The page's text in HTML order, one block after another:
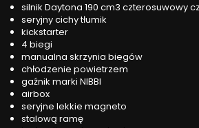
silnik Daytona 190 cm3 czterosuwowy
seryjny cichy tłumik
kickstarter
4 biegi
manualna skrzynia biegów
chłodzenie powietrzem
gaźnik marki NIBBI
airbox
seryjne lekkie magneto
stalową ramę